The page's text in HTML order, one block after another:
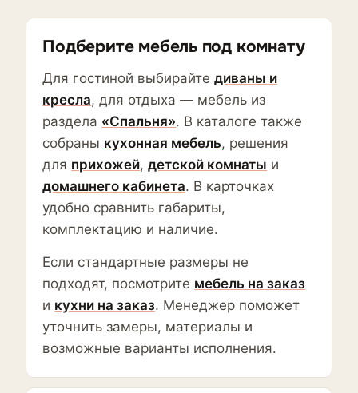
Подберите мебель под комнату
Для гостиной выбирайтедиваны и
кресла, для отдыха — мебель из
раздела «Спальня». В каталоге также
собраны кухонная мебель, решения
для прихожей,детской комнаты и
домашнего кабинета. В карточках
удобно сравнить габариты,
комплектацию и наличие.
Если стандартные размеры не
подходят, посмотрите мебель на заказ
и кухни на заказ. Менеджер поможет
уточнить замеры, материалы и
возможные варианты исполнения.